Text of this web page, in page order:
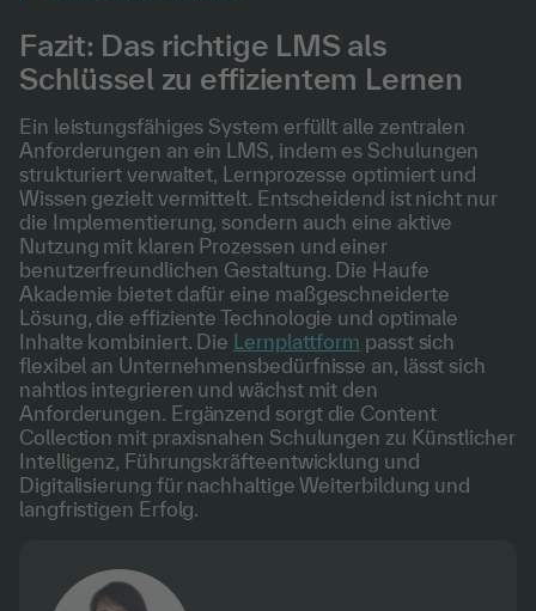
Fazit: Das richtige LMS als
Schlüssel zu effizientem Lernen
Ein leistungsfähiges System erfüllt alle zentralen
Anforderungen an ein LMS, indem es Schulungen
strukturiert verwaltet, Lernprozesse optimiert und
Wissen gezielt vermittelt. Entscheidend ist nicht nur
die Implementierung, sondern auch eine aktive
Nutzung mit klaren Prozessen und einer
benutzerfreundlichen Gestaltung. Die Haufe
Akademie bietet dafür eine maßgeschneiderte
Lösung, die effiziente Technologie und optimale
Inhalte kombiniert. Die Lernplattform passt sich
flexibel an Unternehmensbedürfnisse an, lässt sich
nahtlos integrieren und wächst mit den
Anforderungen. Ergänzend sorgt die Content
Collection mit praxisnahen Schulungen zu Künstlicher
Intelligenz, Führungskräfteentwicklung und
Digitalisierung für nachhaltige Weiterbildung und
langfristigen Erfolg.